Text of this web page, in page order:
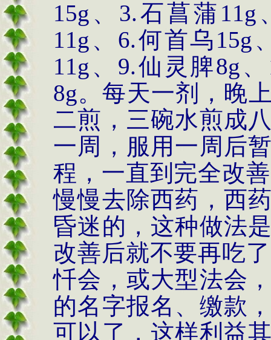
15g 、 3.石菖蒲 11g
11g 、 6.何首乌 15g
11g 、 9.仙灵脾8g 、
8g。每天一剂，晚
二煎，三碗水煎成
一周，服用一周后
程，一直到完全改
慢慢去除西药，西
昏迷的，这种做法
改善后就不要再吃
忏会，或大型法会
的名字报名、缴款
可以了，这样利益